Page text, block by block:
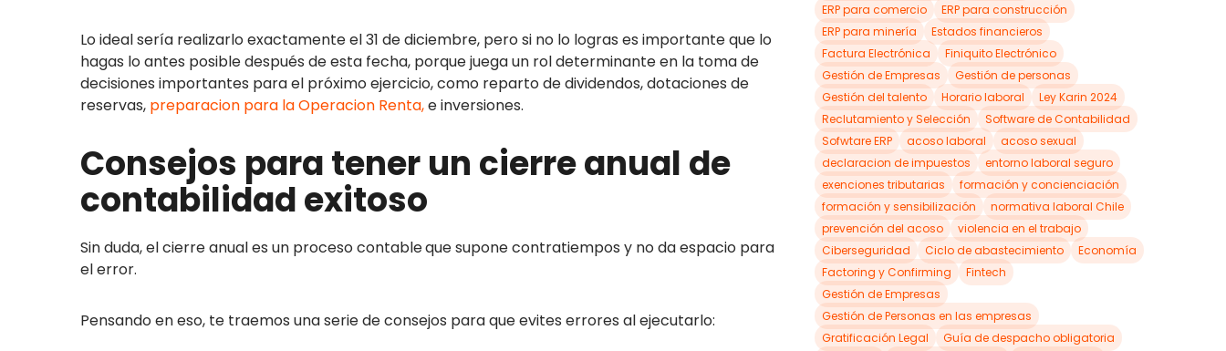
Lo ideal sería realizarlo exactamente el 31 de diciembre, pero si no lo logras es importante que lo
hagas lo antes posible después de esta fecha, porque juega un rol determinante en la toma de
decisiones importantes para el próximo ejercicio, como reparto de dividendos, dotaciones de
reservas, preparacion para la Operacion Renta,e inversiones.
Consejos para tener un cierre anual de
contabilidad exitoso
Sin duda, el cierre anual es un proceso contableque supone contratiempos y no da espacio para
el error.
Pensando en eso, te traemos una serie de consejos para que evites errores al ejecutarlo:
ERP para comercio
ERP para construcción
ERP para minería
Estados financieros
Factura Electrónica
Finiquito Electrónico
Gestión de Empresas
Gestión de personas
Gestión del talento
Horario laboral
Ley Karin 2024
Reclutamiento y Selección
Software de Contabilidad
Sofwtare ERP
acoso laboral
acoso sexual
declaracion de impuestos
entorno laboral seguro
exenciones tributarias
formación y concienciación
formación y sensibilización
normativa laboral Chile
prevención del acoso
violencia en el trabajo
Ciberseguridad
Ciclo de abastecimiento
Economía
Factoring y Confirming
Fintech
Gestión de Empresas
Gestión de Personas en las empresas
Gratificación Legal
Guía de despacho obligatoria